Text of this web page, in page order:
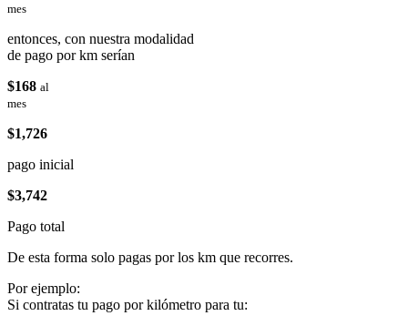
mes
entonces, con nuestra modalidad
de pago por km serían
$168 al
mes
$1,726
pago inicial
$3,742
Pago total
De esta forma solo pagas por los km que recorres.
Por ejemplo:
Si contratas tu pago por kilómetro para tu: